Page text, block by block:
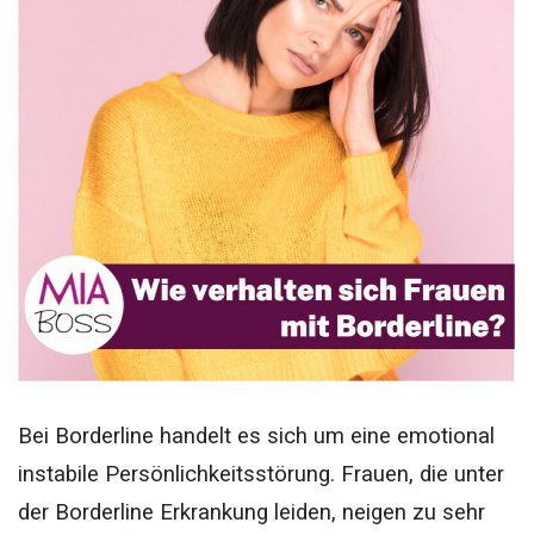
Bei Borderline handelt es sich um eine emotional
instabile Persönlichkeitsstörung. Frauen, die unter
der Borderline Erkrankung leiden, neigen zu sehr